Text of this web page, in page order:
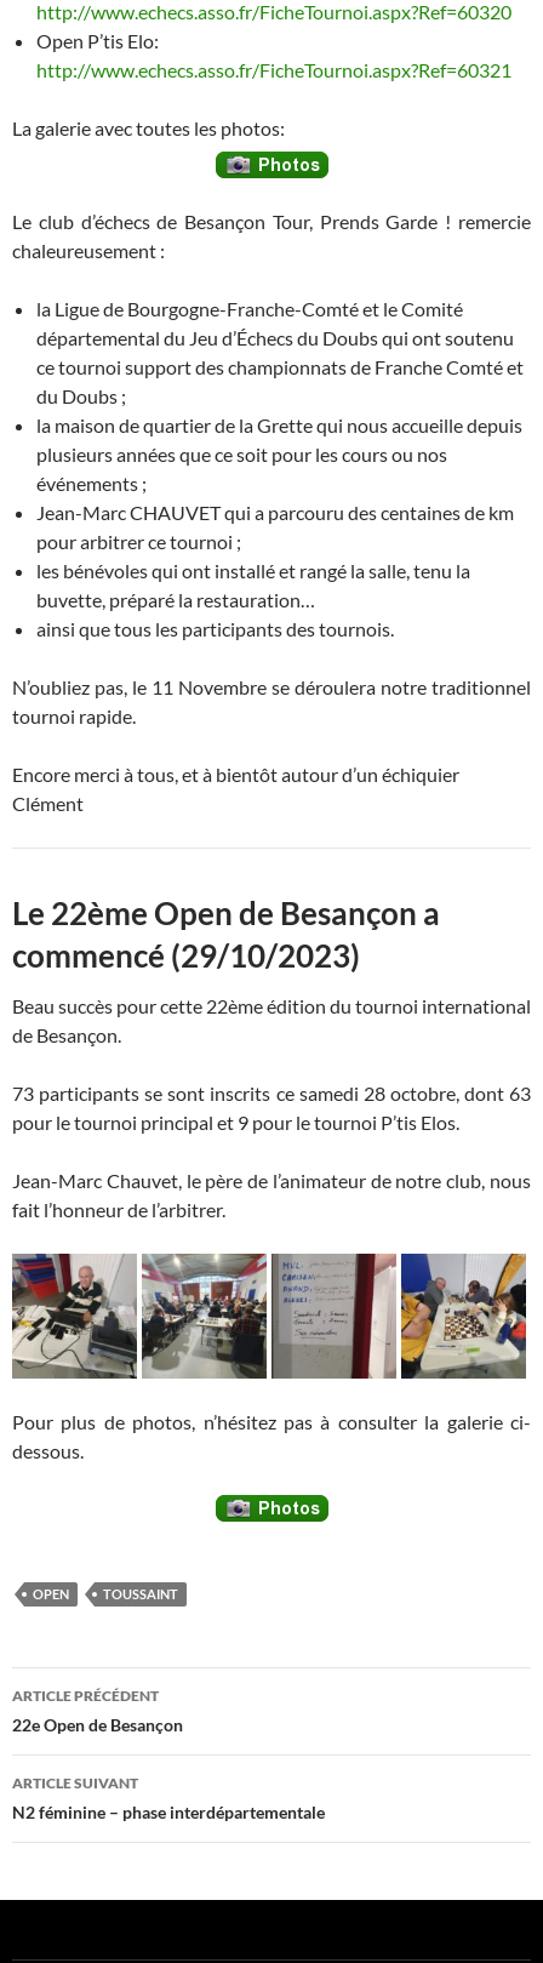
http://www.echecs.asso.fr/FicheTournoi.aspx?Ref=60320
Open P’tis Elo:
http://www.echecs.asso.fr/FicheTournoi.aspx?Ref=60321
La galerie avec toutes les photos:
Le club d’échecs de Besançon Tour, Prends Garde ! remercie
chaleureusement :
la Ligue de Bourgogne-Franche-Comté et le Comité
départemental du Jeu d’Échecs du Doubs qui ont soutenu
ce tournoi support des championnats de Franche Comté et
du Doubs ;
la maison de quartier de la Grette qui nous accueille depuis
plusieurs années que ce soit pour les cours ou nos
événements ;
Jean-Marc CHAUVET qui a parcouru des centaines de km
pour arbitrer ce tournoi ;
les bénévoles qui ont installé et rangé la salle, tenu la
buvette, préparé la restauration…
ainsi que tous les participants des tournois.
N’oubliez pas, le 11 Novembre se déroulera notre traditionnel
tournoi rapide.
Encore merci à tous, et à bientôt autour d’un échiquier
Clément
Le 22ème Open de Besançon a
commencé (29/10/2023)
Beau succès pour cette 22ème édition du tournoi international
de Besançon.
73 participants se sont inscrits ce samedi 28 octobre, dont 63
pour le tournoi principal et 9 pour le tournoi P’tis Elos.
Jean-Marc Chauvet, le père de l’animateur de notre club, nous
fait l’honneur de l’arbitrer.
Pour plus de photos, n’hésitez pas à consulter la galerie ci-
dessous.
OPEN TOUSSAINT
Navigation
des
articles
ARTICLE PRÉCÉDENT
22e Open de Besançon
ARTICLE SUIVANT
N2 féminine – phase interdépartementale